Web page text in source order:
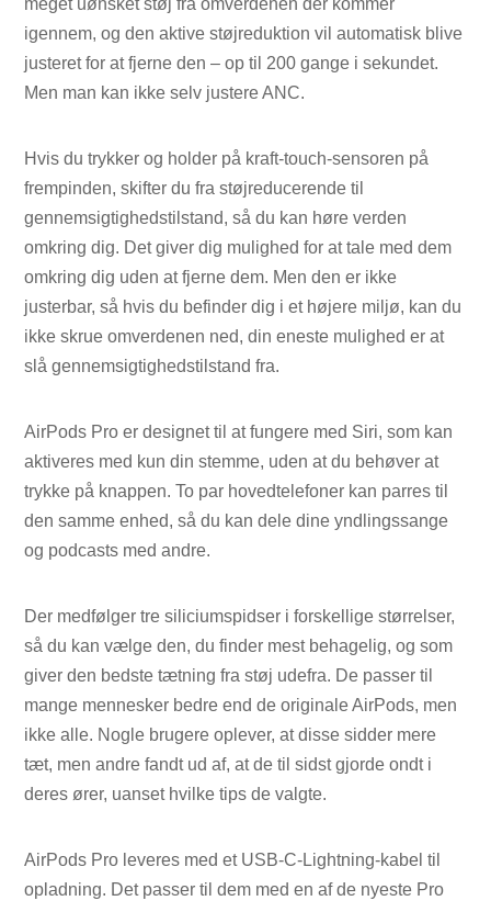
meget uønsket støj fra omverdenen der kommer
igennem, og den aktive støjreduktion vil automatisk blive
justeret for at fjerne den – op til 200 gange i sekundet.
Men man kan ikke selv justere ANC.
Hvis du trykker og holder på kraft-touch-sensoren på
frempinden, skifter du fra støjreducerende til
gennemsigtighedstilstand, så du kan høre verden
omkring dig. Det giver dig mulighed for at tale med dem
omkring dig uden at fjerne dem. Men den er ikke
justerbar, så hvis du befinder dig i et højere miljø, kan du
ikke skrue omverdenen ned, din eneste mulighed er at
slå gennemsigtighedstilstand fra.
AirPods Pro er designet til at fungere med Siri, som kan
aktiveres med kun din stemme, uden at du behøver at
trykke på knappen. To par hovedtelefoner kan parres til
den samme enhed, så du kan dele dine yndlingssange
og podcasts med andre.
Der medfølger tre siliciumspidser i forskellige størrelser,
så du kan vælge den, du finder mest behagelig, og som
giver den bedste tætning fra støj udefra. De passer til
mange mennesker bedre end de originale AirPods, men
ikke alle. Nogle brugere oplever, at disse sidder mere
tæt, men andre fandt ud af, at de til sidst gjorde ondt i
deres ører, uanset hvilke tips de valgte.
AirPods Pro leveres med et USB-C-Lightning-kabel til
opladning. Det passer til dem med en af ​​de nyeste Pro